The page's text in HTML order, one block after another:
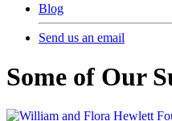
Blog
Send us an email
Some of Our